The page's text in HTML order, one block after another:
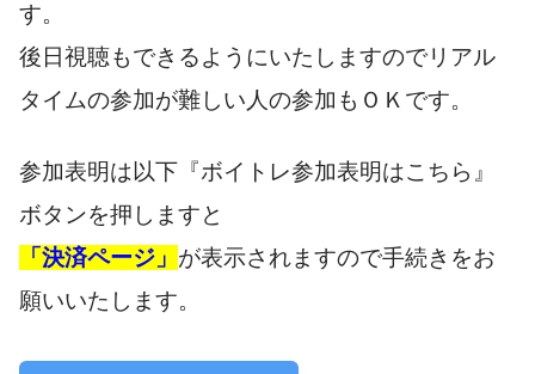
す。
後日視聴もできるようにいたしますのでリアル
タイムの参加が難しい人の参加もＯＫです。
参加表明は以下『ボイトレ参加表明はこちら』
ボタンを押しますと
「決済ページ」 が表示されますので手続きをお
願いいたします。